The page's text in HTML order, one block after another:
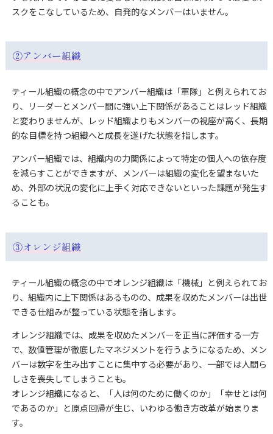
スクをこなしているため、自発的なメンバーはいません。
②アンバー組織
ティール組織の概念の中でアンバー組織は「軍隊」と例えられてお
り、リーダーとメンバー間に強い上下関係があることはレッド組織
と変わりませんが、レッド組織よりもメンバーの視座が高く、長期
的な目標を持つ組織へと成長を遂げた状態を指します。
アンバー組織では、組織内の力関係によって特定の個人への依存度
を減らすことができますが、メンバーは組織の変化を望まないた
め、外部の状況の変化に上手く対応できないといった課題が発生す
ることも。
③オレンジ組織
ティール組織の概念の中でオレンジ組織は「機械」と例えられてお
り、組織内に上下関係はあるものの、成果を収めたメンバーは出世
できる仕組みが整っている状態を指します。
オレンジ組織では、成果を収めたメンバーを正当に評価する一方
で、数値管理が徹底したマネジメントを行うようになるため、メン
バーは数字を生み出すことに集中する必要があり、一部では人間ら
しさを喪失してしまうことも。
オレンジ組織になると、「人は何のために働くのか」「幸せとは何
であるのか」と原点回帰が生じ、いわゆる働き方改革が始まりま
す。